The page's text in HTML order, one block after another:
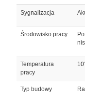
Sygnalizacja
Środowisko pracy
Temperatura
pracy
Typ budowy